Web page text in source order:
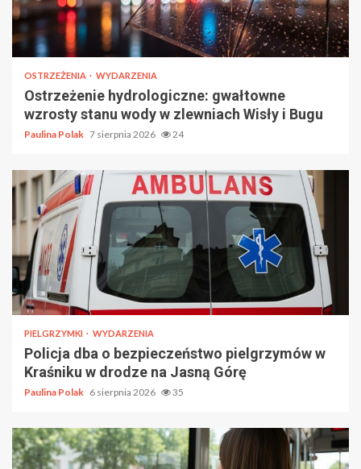
OSTRZEŻENIA WYDARZENIA
Ostrzeżenie hydrologiczne: gwałtowne
wzrosty stanu wody w zlewniach Wisły i Bugu
Paulina Polak 7 sierpnia 2026 24
PIELGRZYMKI WYDARZENIA
Policja dba o bezpieczeństwo pielgrzymów w
Kraśniku w drodze na Jasną Górę
Paulina Polak 6 sierpnia 2026 35